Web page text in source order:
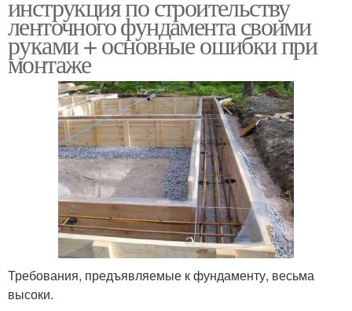
инструкция по строительству
ленточного фундамента своими
руками + основные ошибки при
монтаже
Требования, предъявляемые к фундаменту, весьма
высоки.